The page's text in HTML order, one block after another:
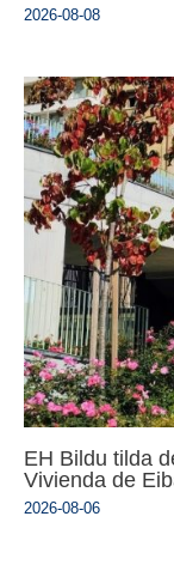
2026-08-08
EH Bildu tilda
Vivienda de
2026-08-06